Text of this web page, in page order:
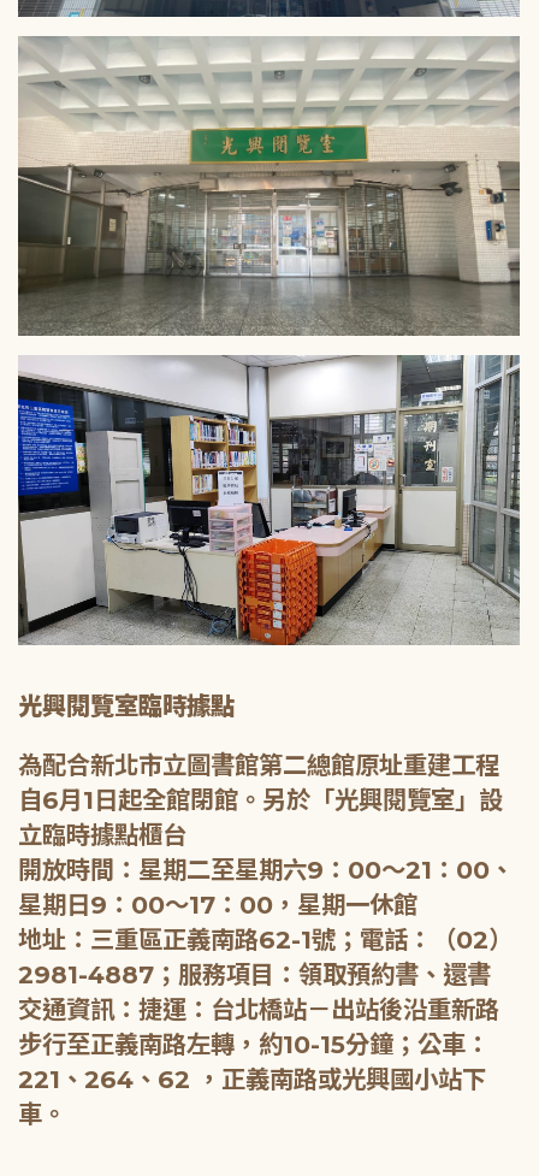
光興閱覽室臨時據點
為配合新北市立圖書館第二總館原址重建工程
自6月1日起全館閉館。另於「光興閱覽室」設
立臨時據點櫃台
開放時間：星期二至星期六9：00～21：00、
星期日9：00～17：00，星期一休館
地址：三重區正義南路62-1號；電話：（02）
2981-4887；服務項目：領取預約書、還書
交通資訊：捷運：台北橋站－出站後沿重新路
步行至正義南路左轉，約10-15分鐘；公車：
221、264、62 ，正義南路或光興國小站下
車。